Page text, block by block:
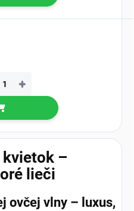
+
kvietok –
lieči
ovčej vlny – luxus,